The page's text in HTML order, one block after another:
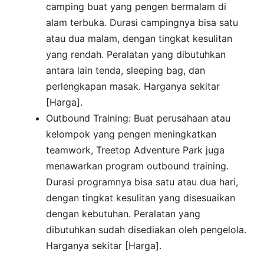
camping buat yang pengen bermalam di
alam terbuka. Durasi campingnya bisa satu
atau dua malam, dengan tingkat kesulitan
yang rendah. Peralatan yang dibutuhkan
antara lain tenda, sleeping bag, dan
perlengkapan masak. Harganya sekitar
[Harga].
Outbound Training: Buat perusahaan atau
kelompok yang pengen meningkatkan
teamwork, Treetop Adventure Park juga
menawarkan program outbound training.
Durasi programnya bisa satu atau dua hari,
dengan tingkat kesulitan yang disesuaikan
dengan kebutuhan. Peralatan yang
dibutuhkan sudah disediakan oleh pengelola.
Harganya sekitar [Harga].